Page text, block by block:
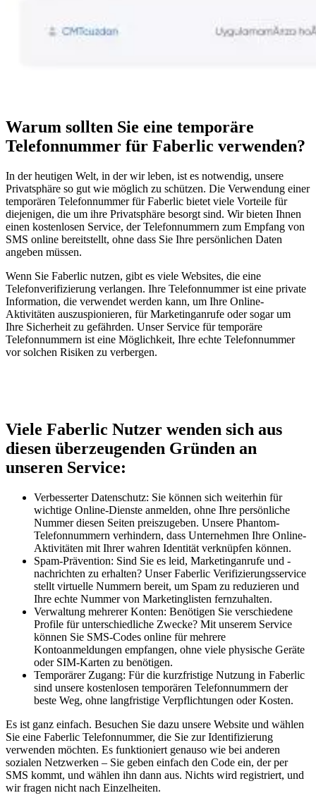
Warum sollten Sie eine temporäre
Telefonnummer für Faberlic verwenden?
In der heutigen Welt, in der wir leben, ist es notwendig, unsere
Privatsphäre so gut wie möglich zu schützen. Die Verwendung einer
temporären Telefonnummer für Faberlic bietet viele Vorteile für
diejenigen, die um ihre Privatsphäre besorgt sind. Wir bieten Ihnen
einen kostenlosen Service, der Telefonnummern zum Empfang von
SMS online bereitstellt, ohne dass Sie Ihre persönlichen Daten
angeben müssen.
Wenn Sie Faberlic nutzen, gibt es viele Websites, die eine
Telefonverifizierung verlangen. Ihre Telefonnummer ist eine private
Information, die verwendet werden kann, um Ihre Online-
Aktivitäten auszuspionieren, für Marketinganrufe oder sogar um
Ihre Sicherheit zu gefährden. Unser Service für temporäre
Telefonnummern ist eine Möglichkeit, Ihre echte Telefonnummer
vor solchen Risiken zu verbergen.
Viele Faberlic Nutzer wenden sich aus
diesen überzeugenden Gründen an
unseren Service:
Verbesserter Datenschutz: Sie können sich weiterhin für
wichtige Online-Dienste anmelden, ohne Ihre persönliche
Nummer diesen Seiten preiszugeben. Unsere Phantom-
Telefonnummern verhindern, dass Unternehmen Ihre Online-
Aktivitäten mit Ihrer wahren Identität verknüpfen können.
Spam-Prävention: Sind Sie es leid, Marketinganrufe und -
nachrichten zu erhalten? Unser Faberlic Verifizierungsservice
stellt virtuelle Nummern bereit, um Spam zu reduzieren und
Ihre echte Nummer von Marketinglisten fernzuhalten.
Verwaltung mehrerer Konten: Benötigen Sie verschiedene
Profile für unterschiedliche Zwecke? Mit unserem Service
können Sie SMS-Codes online für mehrere
Kontoanmeldungen empfangen, ohne viele physische Geräte
oder SIM-Karten zu benötigen.
Temporärer Zugang: Für die kurzfristige Nutzung in Faberlic
sind unsere kostenlosen temporären Telefonnummern der
beste Weg, ohne langfristige Verpflichtungen oder Kosten.
Es ist ganz einfach. Besuchen Sie dazu unsere Website und wählen
Sie eine Faberlic Telefonnummer, die Sie zur Identifizierung
verwenden möchten. Es funktioniert genauso wie bei anderen
sozialen Netzwerken – Sie geben einfach den Code ein, der per
SMS kommt, und wählen ihn dann aus. Nichts wird registriert, und
wir fragen nicht nach Einzelheiten.